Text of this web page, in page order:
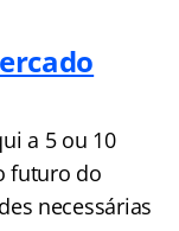
a 5 ou 10
futuro do
necessárias